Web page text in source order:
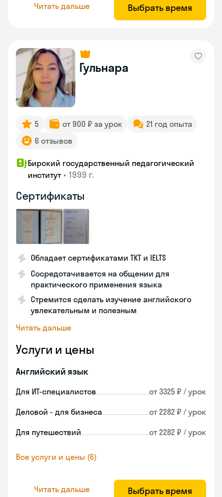
Читать дальше Выбрать время
Гульнара
5 от 900 ₽ за урок
21 год опыта
6 отзывов
Бирский государственный педагогический
институт • 1999 г.
Сертификаты
Обладает сертификатами TKT и IELTS
Сосредотачивается на общении для
практического применения языка
Стремится сделать изучение английского
увлекательным и полезным
Читать дальше
Услуги и цены
Английский язык
Для ИТ-специалистов от 3325 ₽ / урок
Деловой - для бизнеса от 2282 ₽ / урок
Для путешествий от 2282 ₽ / урок
Все услуги и цены (6)
Читать дальше Выбрать время